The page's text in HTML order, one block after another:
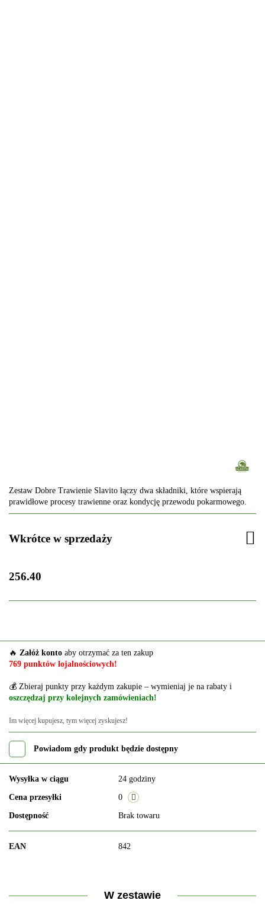
Zestaw Dobre Trawienie Slavito łączy dwa składniki, które wspierają
prawidłowe procesy trawienne oraz kondycję przewodu pokarmowego.
Wkrótce w sprzedaży
256.40
🔥 Załóż konto aby otrzymać za ten zakup
769 punktów lojalnościowych!
💰 Zbieraj punkty przy każdym zakupie – wymieniaj je na rabaty i
oszczędzaj przy kolejnych zamówieniach!
Im więcej kupujesz, tym więcej zyskujesz!
Powiadom gdy produkt będzie dostępny
Wysyłka w ciągu 24 godziny
Cena przesyłki 0
Dostępność Brak towaru
EAN 842
W zestawie